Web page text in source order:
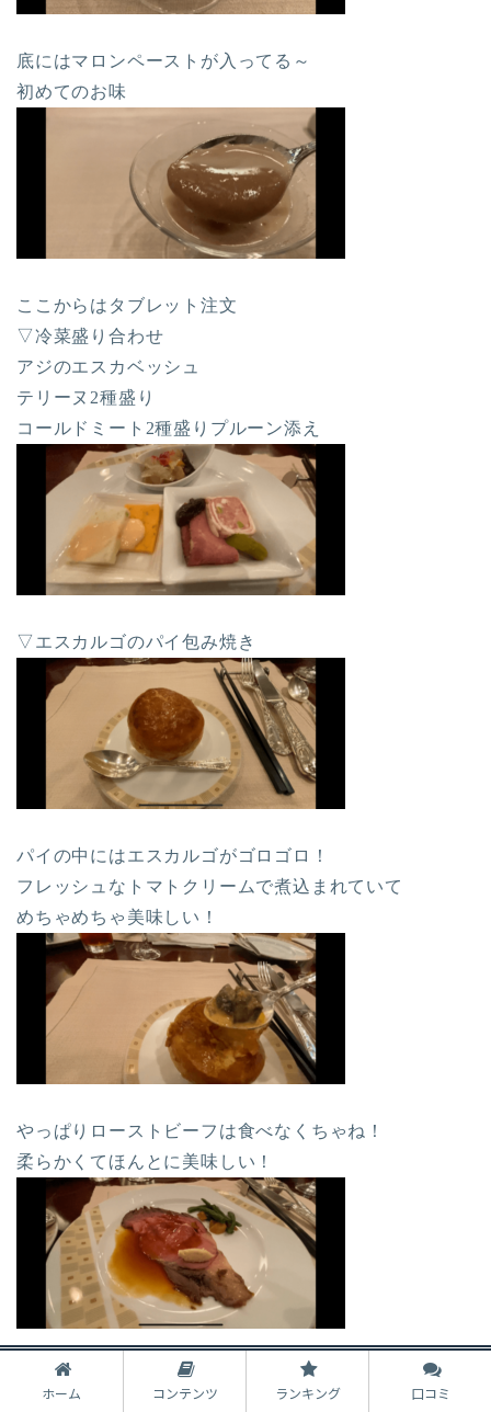
底にはマロンペーストが入ってる～
初めてのお味
ここからはタブレット注文
▽冷菜盛り合わせ
アジのエスカベッシュ
テリーヌ2種盛り
コールドミート2種盛りプルーン添え
▽エスカルゴのパイ包み焼き
パイの中にはエスカルゴがゴロゴロ！
フレッシュなトマトクリームで煮込まれていて
めちゃめちゃ美味しい！
やっぱりローストビーフは食べなくちゃね！
柔らかくてほんとに美味しい！
シェフが各テーブルを回り、
ワゴンサービスで料理を仕上げてくださいます！
ホーム コンテンツ ランキング 口コミ